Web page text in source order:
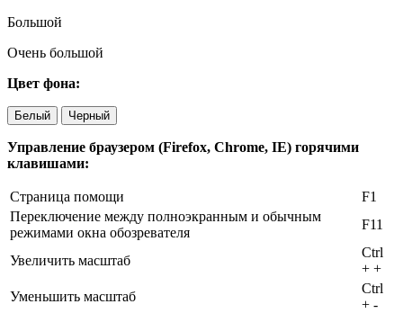
Большой
Очень большой
Цвет фона:
Белый Черный
Управление браузером (Firefox, Chrome, IE) горячими
клавишами:
Страница помощи
F1
Переключение между полноэкранным и обычным
режимами окна обозревателя
F11
Увеличить масштаб
Ctrl
+ +
Уменьшить масштаб
Ctrl
+ -